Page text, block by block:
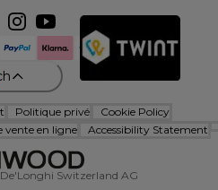
Politique privé
Cookie Policy
vente en ligne
Accessibility Statement
Switzerland AG